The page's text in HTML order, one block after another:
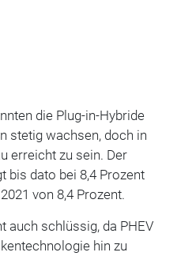
die Plug-in-Hybride
stetig wachsen, doch in
erreicht zu sein. Der
bis dato bei 8,4 Prozent
von 8,4 Prozent.
auch schlüssig, da PHEV
hin zu